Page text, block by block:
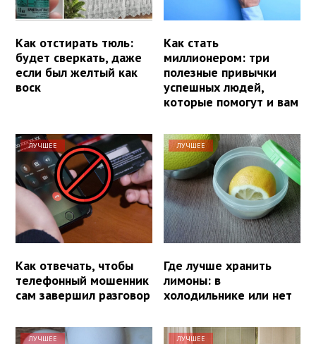
Как отстирать тюль:
будет сверкать, даже
если был желтый как
воск
Как стать
миллионером: три
полезные привычки
успешных людей,
которые помогут и вам
ЛУЧШЕЕ
Как отвечать, чтобы
телефонный мошенник
сам завершил разговор
ЛУЧШЕЕ
Где лучше хранить
лимоны: в
холодильнике или нет
ЛУЧШЕЕ ЛУЧШЕЕ